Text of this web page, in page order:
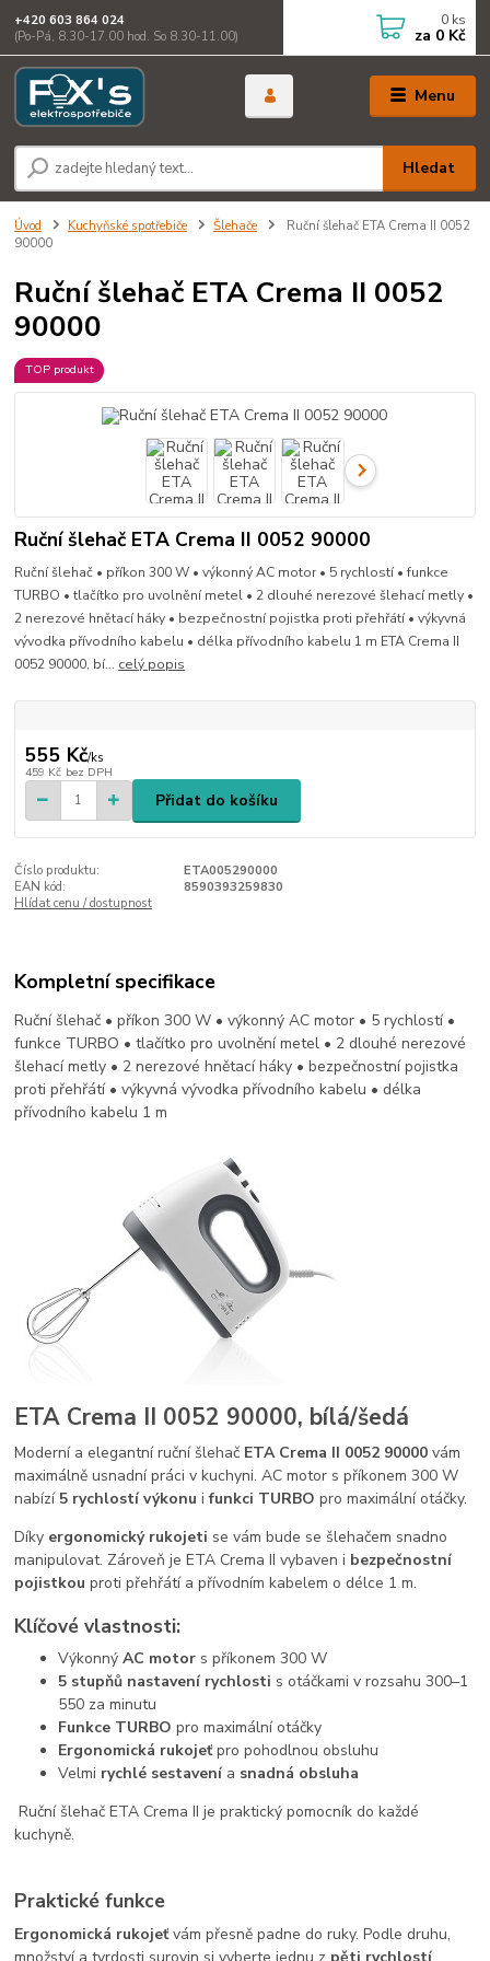
Menu
Hledat
+420 603 864 024
(Po-Pá, 8.30-17.00 hod. So 8.30-11.00)
0 ks
za 0 Kč
Úvod Kuchyňské spotřebiče Šlehače
Ruční šlehač ETA Crema II 0052
90000
Ruční šlehač ETA Crema II 0052
90000
TOP produkt
Ruční šlehač ETA Crema II 0052 90000
Ruční šlehač • příkon 300 W • výkonný AC motor • 5 rychlostí • funkce
TURBO • tlačítko pro uvolnění metel • 2 dlouhé nerezové šlehací metly •
2 nerezové hnětací háky • bezpečnostní pojistka proti přehřátí • výkyvná
vývodka přívodního kabelu • délka přívodního kabelu 1 m ETA Crema II
0052 90000, bí... celý popis
555 Kč/ks
459 Kč bez DPH
Přidat do košíku
Číslo produktu:
ETA005290000
EAN kód:
8590393259830
Hlídat cenu / dostupnost
Kompletní specifikace
Ruční šlehač • příkon 300 W • výkonný AC motor • 5 rychlostí •
funkce TURBO • tlačítko pro uvolnění metel • 2 dlouhé nerezové
šlehací metly • 2 nerezové hnětací háky • bezpečnostní pojistka
proti přehřátí • výkyvná vývodka přívodního kabelu • délka
přívodního kabelu 1 m
ETA Crema II 0052 90000, bílá/šedá
Moderní a elegantní ruční šlehač ETA Crema II 0052 90000 vám
maximálně usnadní práci v kuchyni. AC motor s příkonem 300 W
nabízí5 rychlostí výkonu ifunkci TURBO pro maximální otáčky.
Díky ergonomický rukojeti se vám bude se šlehačem snadno
manipulovat. Zároveň je ETA Crema II vybaven i bezpečnostní
pojistkou proti přehřátí a přívodním kabelem o délce 1 m.
Klíčové vlastnosti:
VýkonnýAC motor s příkonem 300 W
5 stupňů nastavení rychlosti s otáčkami v rozsahu 300–1
550 za minutu
Funkce TURBO pro maximální otáčky
Ergonomická rukojeťpro pohodlnou obsluhu
Velmi rychlé sestavenía snadná obsluha
Ruční šlehač ETA Crema II je praktický pomocník do každé
kuchyně.
Praktické funkce
Ergonomická rukojeťvám přesně padne do ruky. Podle druhu,